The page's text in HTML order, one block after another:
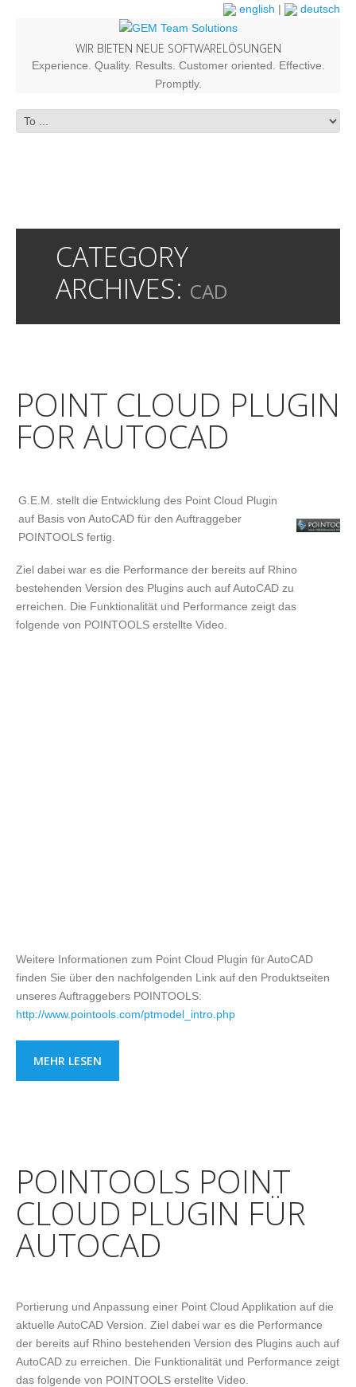
english | deutsch
WIR BIETEN NEUE SOFTWARELÖSUNGEN
Experience. Quality. Results. Customer oriented. Effective.
Promptly.
CATEGORY
ARCHIVES: CAD
POINT CLOUD PLUGIN
FOR AUTOCAD
G.E.M. stellt die Entwicklung des Point Cloud Plugin
auf Basis von AutoCAD für den Auftraggeber
POINTOOLS fertig.
Ziel dabei war es die Performance der bereits auf Rhino
bestehenden Version des Plugins auch auf AutoCAD zu
erreichen. Die Funktionalität und Performance zeigt das
folgende von POINTOOLS erstellte Video.
Weitere Informationen zum Point Cloud Plugin für AutoCAD
finden Sie über den nachfolgenden Link auf den Produktseiten
unseres Auftraggebers POINTOOLS:
http://www.pointools.com/ptmodel_intro.php
MEHR LESEN
POINTOOLS POINT
CLOUD PLUGIN FÜR
AUTOCAD
Portierung und Anpassung einer Point Cloud Applikation auf die
aktuelle AutoCAD Version. Ziel dabei war es die Performance
der bereits auf Rhino bestehenden Version des Plugins auch auf
AutoCAD zu erreichen. Die Funktionalität und Performance zeigt
das folgende von POINTOOLS erstellte Video.